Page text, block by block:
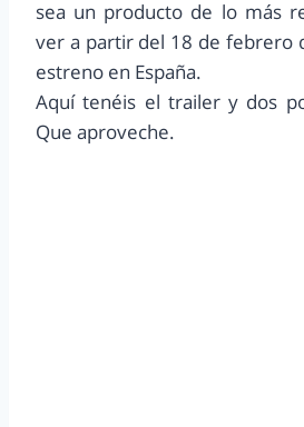
sea un producto de lo más
ver a partir del 18 de febrero
estreno en España.
Aquí tenéis el trailer y dos
Que aproveche.